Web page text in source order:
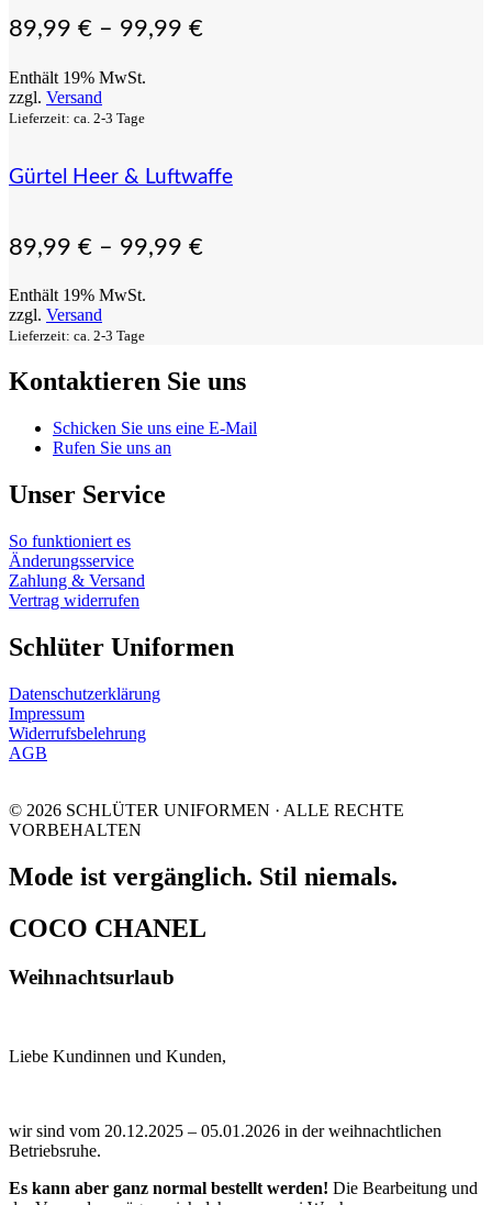
89,99 € – 99,99 €
Enthält 19% MwSt.
zzgl. Versand
Lieferzeit: ca. 2-3 Tage
Gürtel Heer & Luftwaffe
89,99 € – 99,99 €
Enthält 19% MwSt.
zzgl. Versand
Lieferzeit: ca. 2-3 Tage
Kontaktieren Sie uns
Schicken Sie uns eine E-Mail
Rufen Sie uns an
Unser Service
So funktioniert es
Änderungsservice
Zahlung & Versand
Vertrag widerrufen
Schlüter Uniformen
Datenschutzerklärung
Impressum
Widerrufsbelehrung
AGB
© 2026 SCHLÜTER UNIFORMEN · ALLE RECHTE
VORBEHALTEN
Mode ist vergänglich. Stil niemals.
COCO CHANEL
Weihnachtsurlaub
Liebe Kundinnen und Kunden,
wir sind vom 20.12.2025 – 05.01.2026 in der weihnachtlichen
Betriebsruhe.
Es kann aber ganz normal bestellt werden! Die Bearbeitung und